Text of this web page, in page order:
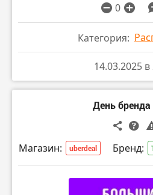
0
Категория:
14.03.2025 в
День бренда
Магазин: uberdeal Бренд: